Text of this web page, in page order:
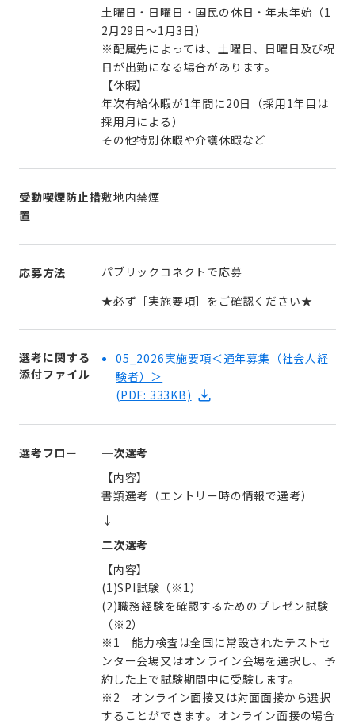
土曜日・日曜日・国民の休日・年末年始（1
2月29日～1月3日）
※配属先によっては、土曜日、日曜日及び祝
日が出勤になる場合があります。
【休暇】
年次有給休暇が1年間に20日（採用1年目は
採用月による）
その他特別休暇や介護休暇など
受動喫煙防止措
置
敷地内禁煙
応募方法
パブリックコネクトで応募
★必ず［実施要項］をご確認ください★
選考に関する
添付ファイル
05_2026実施要項＜通年募集（社会人経
験者）＞
(PDF: 333KB)
選考フロー
一次選考
【内容】
書類選考（エントリー時の情報で選考）
↓
二次選考
【内容】
(1)SPI試験（※1）
(2)職務経験を確認するためのプレゼン試験
（※2）
※1 能力検査は全国に常設されたテストセ
ンター会場又はオンライン会場を選択し、予
約した上で試験期間中に受験します。
※2 オンライン面接又は対面面接から選択
することができます。オンライン面接の場合